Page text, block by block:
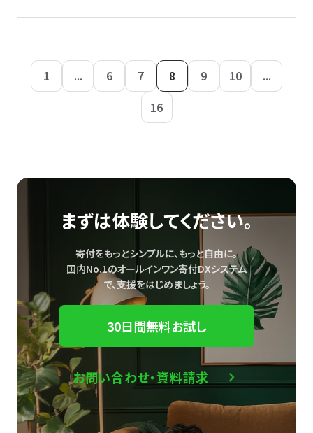
1 ... 6 7 8 9 10
...
16
まずは体験してください。
寄付をもっとシンプルに、もっと自由に。
国内No.1のオールインワン寄付DXシステム
で、支援をはじめましょう。
30日間無料お試し
お問い合わせ・資料請求